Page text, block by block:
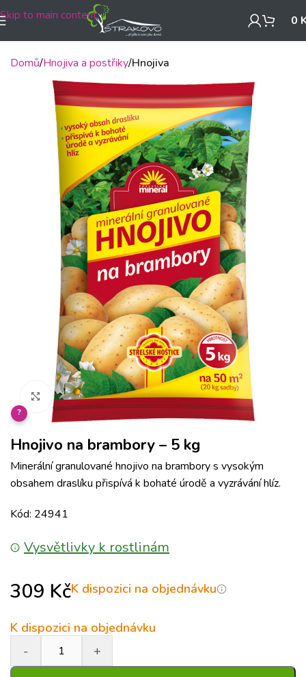
Skip to main content 0
Domů Hnojiva a postřiky Hnojiva
Klikněte pro zvětšení
?
Hnojivo na brambory – 5 kg
Minerální granulované hnojivo na brambory s vysokým
obsahem draslíku přispívá k bohaté úrodě a vyzrávání hlíz.
Kód: 24941
Vysvětlivky k rostlinám
309 KčK dispozici na objednávku
K dispozici na objednávku